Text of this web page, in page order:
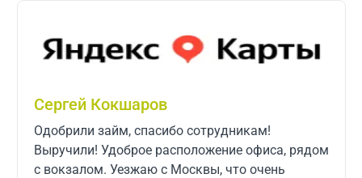
Сергей Кокшаров
Одобрили займ, спасибо сотрудникам!
Выручили! Удоброе расположение офиса, рядом
с вокзалом. Уезжаю с Москвы, что очень